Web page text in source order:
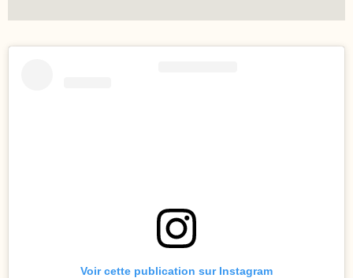
Voir cette publication sur Instagram